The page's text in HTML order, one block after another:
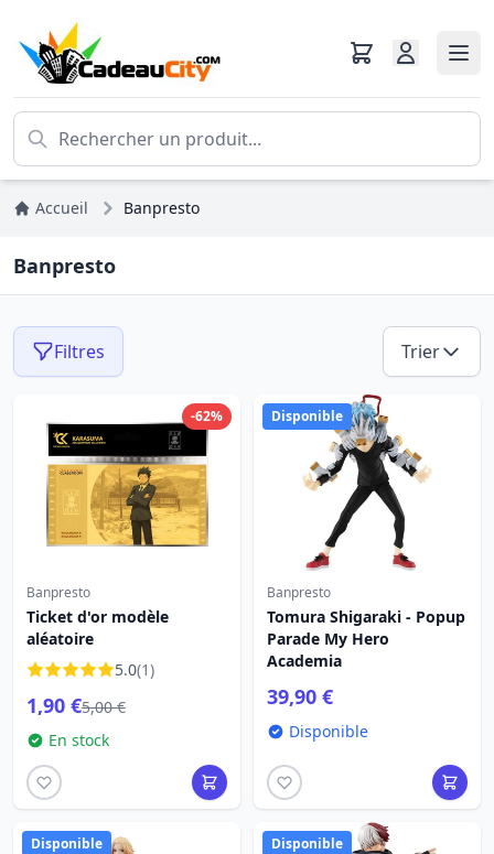
Accueil Banpresto
Banpresto
Filtres Trier
-62%
Banpresto
Ticket d'or modèle
aléatoire
5.0(1)
1,90 €5,00 €
En stock
Disponible
Banpresto
Tomura Shigaraki - Popup
Parade My Hero
Academia
39,90 €
Disponible
Disponible Disponible